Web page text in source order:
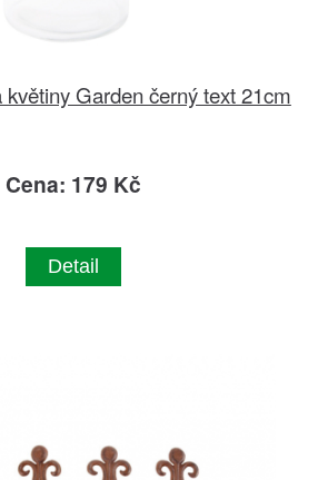
Garden černý text 21cm
Cena: 179 Kč
Detail